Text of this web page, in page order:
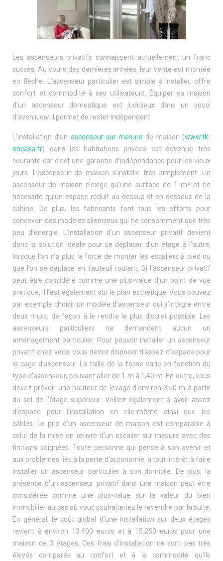
Les ascenseurs privatifs connaissent actuellement un franc
succès. Au cours des dernières années, leur vente est montée
en flèche. L’ascenseur particulier est simple à installer, offre
confort et commodité à ses utilisateurs. Équiper sa maison
d’un ascenseur domestique est judicieux dans un souci
d’avenir, car il permet de rester indépendant.
L’installation d’un ascenseur sur mesure de maison (www.tk-
encasa.fr) dans les habitations privées est devenue très
courante car c’est une garantie d’indépendance pour les vieux
jours. L’ascenseur de maison s’installe très simplement. Un
ascenseur de maison n’exige qu’une surface de 1 m² et ne
nécessite qu’un espace réduit au-dessus et en dessous de la
cabine. De plus, les fabricants font tous les efforts pour
concevoir des modèles silencieux qui ne consomment que très
peu d’énergie. L’installation d’un ascenseur privatif devient
donc la solution idéale pour se déplacer d’un étage à l’autre,
lorsque l’on n’a plus la force de monter les escaliers à pied ou
que l’on se déplace en fauteuil roulant. Si l’ascenseur privatif
peut être considéré comme une plus-value d’un point de vue
pratique, il l’est également sur le plan esthétique. Vous pouvez
par exemple choisir un modèle d’ascenseur qui s’intègre entre
deux murs, de façon à le rendre le plus discret possible. Les
ascenseurs particuliers ne demandent aucun un
aménagement particulier. Pour pouvoir installer un ascenseur
privatif chez vous, vous devez disposer d’assez d’espace pour
la cage d’ascenseur. La taille de la fosse varie en fonction du
type d’ascenseur, pouvant aller de 1 m à 1,40 m. En outre, vous
devez prévoir une hauteur de levage d’environ 3,50 m à partir
du sol de l’étage supérieur. Veillez également à avoir assez
d’espace pour l’installation en elle-même ainsi que les
câbles. Le prix d’un ascenseur de maison est comparable à
celui de la mise en œuvre d’un escalier sur-mesure avec des
finitions soignées. Toute personne qui pense à son avenir et
aux problèmes liés à la perte d’autonomie, a tout intérêt à faire
installer un ascenseur particulier à son domicile. De plus, la
présence d’un ascenseur privatif dans une maison peut être
considérée comme une plus-value sur la valeur du bien
immobilier au cas où vous souhaiteriez le revendre par la suite.
En général, le coût global d’une installation sur deux étages
revient à environ 13.400 euros et à 15.250 euros pour une
maison de 3 étages. Ces frais d’installation ne sont pas très
élevés comparés au confort et à la commodité qu’ils